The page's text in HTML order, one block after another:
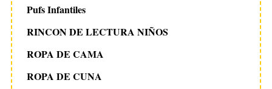
Pufs Infantiles
RINCON DE LECTURA NIÑOS
ROPA DE CAMA
ROPA DE CUNA